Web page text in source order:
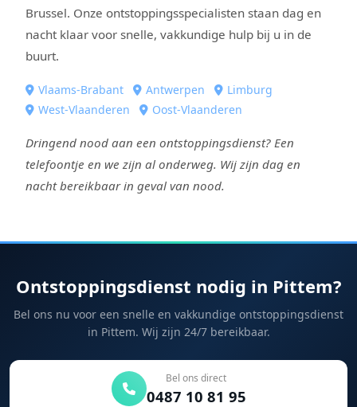
Brussel. Onze ontstoppingsspecialisten staan dag en
nacht klaar voor snelle, vakkundige hulp bij u in de
buurt.
Vlaams-Brabant Antwerpen
Limburg
West-Vlaanderen
Oost-Vlaanderen
Dringend nood aan een ontstoppingsdienst? Een
telefoontje en we zijn al onderweg. Wij zijn dag en
nacht bereikbaar in geval van nood.
Ontstoppingsdienst nodig in Pittem?
Bel ons nu voor een snelle en vakkundige ontstoppingsdienst
in Pittem. Wij zijn 24/7 bereikbaar.
Bel ons direct
0487 10 81 95